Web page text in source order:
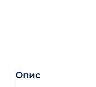
Опис